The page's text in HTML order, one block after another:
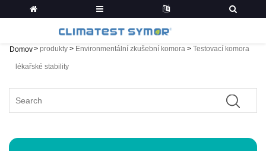
Domov> produkty > Environmentální zkušební komora > Testovací komora
lékařské stability